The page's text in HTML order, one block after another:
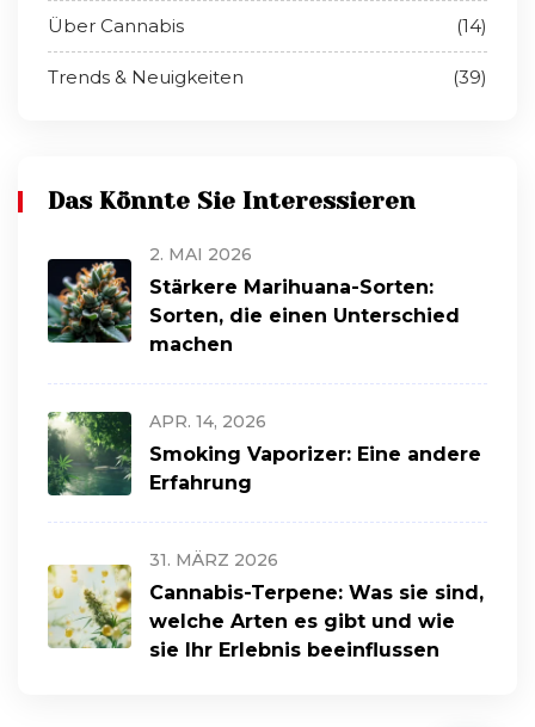
Über Cannabis (14)
Trends & Neuigkeiten (39)
Das Könnte Sie Interessieren
2. MAI 2026
Stärkere Marihuana-Sorten:
Sorten, die einen Unterschied
machen
APR. 14, 2026
Smoking Vaporizer: Eine andere
Erfahrung
31. MÄRZ 2026
Cannabis-Terpene: Was sie sind,
welche Arten es gibt und wie
sie Ihr Erlebnis beeinflussen